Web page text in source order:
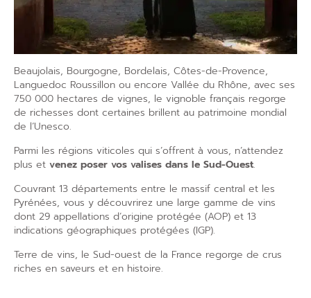
Beaujolais, Bourgogne, Bordelais, Côtes-de-Provence,
Languedoc Roussillon ou encore Vallée du Rhône, avec ses
750 000 hectares de vignes, le vignoble français regorge
de richesses dont certaines brillent au patrimoine mondial
de l’Unesco.
Parmi les régions viticoles qui s’offrent à vous, n’attendez
plus et venez poser vos valises dans le Sud-Ouest.
Couvrant 13 départements entre le massif central et les
Pyrénées, vous y découvrirez une large gamme de vins
dont 29 appellations d’origine protégée (AOP) et 13
indications géographiques protégées (IGP).
Terre de vins, le Sud-ouest de la France regorge de crus
riches en saveurs et en histoire.